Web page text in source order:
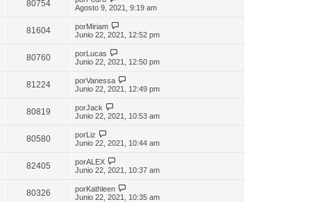
80754
Agosto 9, 2021, 9:19 am
81604 porMiriam
Junio 22, 2021, 12:52 pm
80760 porLucas
Junio 22, 2021, 12:50 pm
81224 porVanessa
Junio 22, 2021, 12:49 pm
80819 porJack
Junio 22, 2021, 10:53 am
80580 porLiz
Junio 22, 2021, 10:44 am
82405 porALEX
Junio 22, 2021, 10:37 am
80326 porKathleen
Junio 22, 2021, 10:35 am